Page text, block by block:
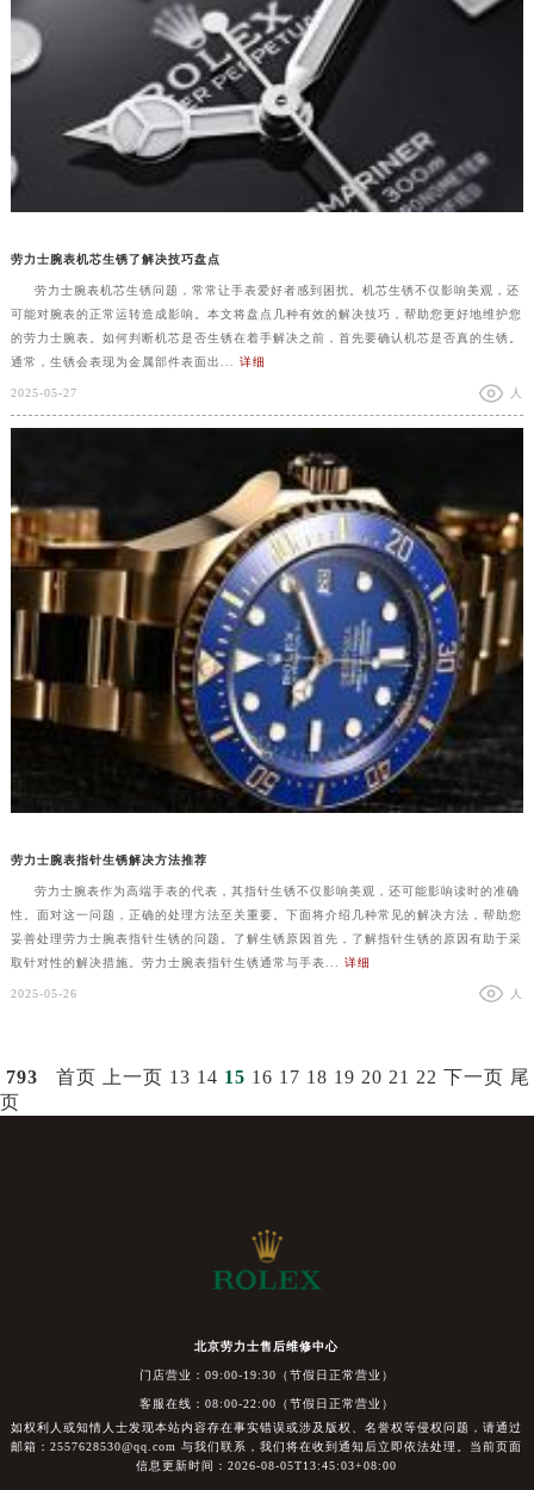
劳力士腕表机芯生锈了解决技巧盘点
劳力士腕表机芯生锈问题，常常让手表爱好者感到困扰。机芯生锈不仅影响美观，还
可能对腕表的正常运转造成影响。本文将盘点几种有效的解决技巧，帮助您更好地维护您
的劳力士腕表。如何判断机芯是否生锈在着手解决之前，首先要确认机芯是否真的生锈。
通常，生锈会表现为金属部件表面出... 详细
2025-05-27 人
劳力士腕表指针生锈解决方法推荐
劳力士腕表作为高端手表的代表，其指针生锈不仅影响美观，还可能影响读时的准确
性。面对这一问题，正确的处理方法至关重要。下面将介绍几种常见的解决方法，帮助您
妥善处理劳力士腕表指针生锈的问题。了解生锈原因首先，了解指针生锈的原因有助于采
取针对性的解决措施。劳力士腕表指针生锈通常与手表... 详细
2025-05-26 人
793 首页 上一页 13 14 15 16 17 18 19 20 21 22 下一页 尾
页
北京劳力士售后维修中心
门店营业：09:00-19:30（节假日正常营业）
客服在线：08:00-22:00（节假日正常营业）
如权利人或知情人士发现本站内容存在事实错误或涉及版权、名誉权等侵权问题，请通过
邮箱：2557628530@qq.com 与我们联系，我们将在收到通知后立即依法处理。当前页面
信息更新时间：2026-08-05T13:45:03+08:00